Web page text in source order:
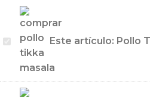
Pollo
Tikka
Masala
Este artículo: Pollo